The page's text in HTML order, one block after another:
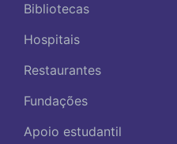
Bibliotecas
Hospitais
Restaurantes
Fundações
Apoio estudantil